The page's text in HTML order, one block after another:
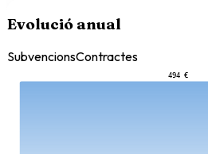
Evolució anual
SubvencionsContractes
494 €